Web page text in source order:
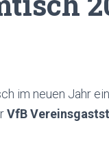
im neuen Jahr
VfB